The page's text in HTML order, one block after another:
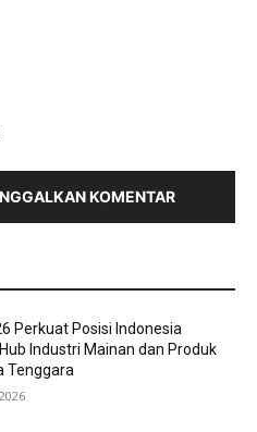
KOMENTAR
Perkuat Posisi Indonesia
Industri Mainan dan Produk
Tenggara